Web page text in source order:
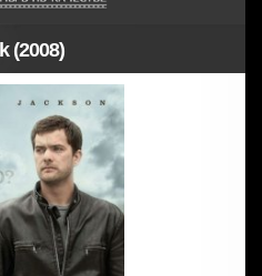
(2008)